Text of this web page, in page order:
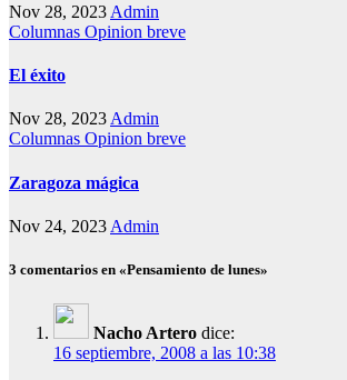
Nov 28, 2023 Admin
Columnas Opinion breve
El éxito
Nov 28, 2023 Admin
Columnas Opinion breve
Zaragoza mágica
Nov 24, 2023 Admin
3 comentarios en «Pensamiento de lunes»
Nacho Artero dice:
16 septiembre, 2008 a las 10:38